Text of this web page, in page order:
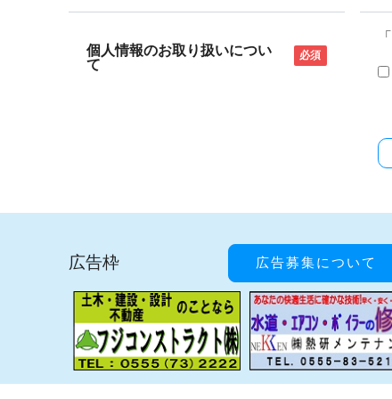
個人情報のお取り扱いについ
て
必須
「
広告枠 広告募集について